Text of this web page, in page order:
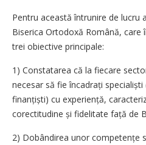
Pentru această întrunire de lucru
Biserica Ortodoxă Română, care
trei obiective principale:
1) Constatarea că la fiecare
necesar să fie încadrați
finanțiști) cu experiență,
corectitudine și fidelitate față de
2) Dobândirea unor competențe